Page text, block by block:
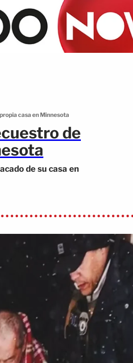
casa en Minnesota
de
de su casa en